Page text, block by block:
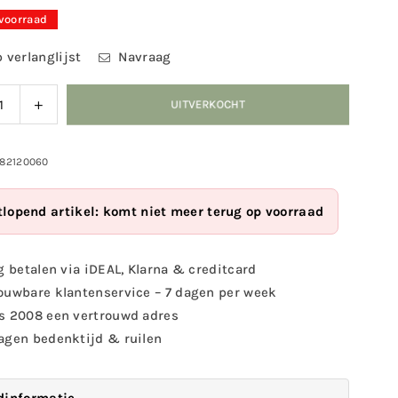
verlanglijst Navraag
Verhoog
de
voor
UITVERKOCHT
artikel: komt niet meer terug op voorraad
betalen via iDEAL, Klarna & creditcard
klantenservice – 7 dagen per week
2008 een vertrouwd adres
bedenktijd & ruilen